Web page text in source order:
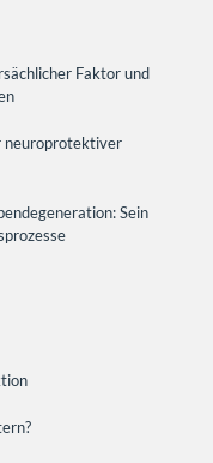
Faktor und
neuroprotektiver
Sein